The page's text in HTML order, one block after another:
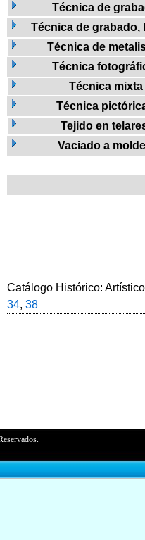
Técnica de
Técnica de grabado,
Técnica de
Técnica
Técnica mixta
Técnica
Tejido en
Vaciado a molde
Catálogo Histórico:
34, 38